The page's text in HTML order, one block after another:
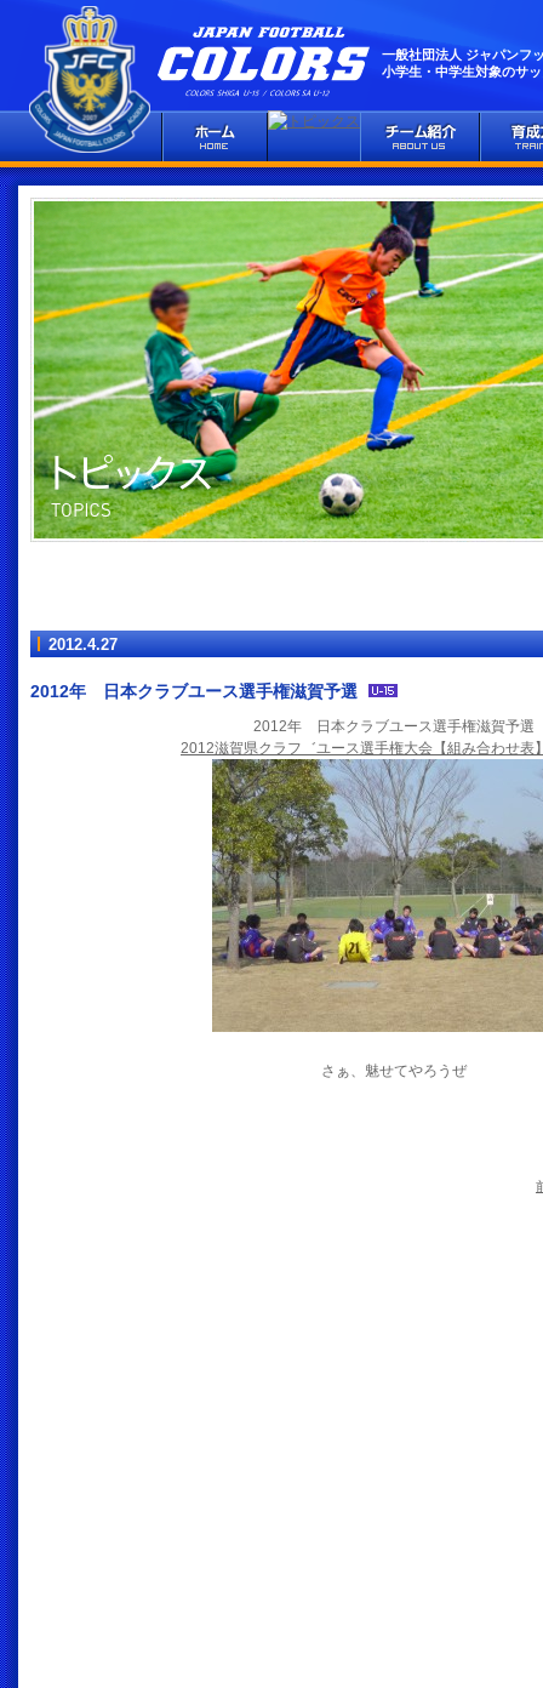
一般社団法人 ジャパンフ
小学生・中学生対象のサ
2012.4.27
2012年 日本クラブユース選手権滋賀予選
2012年 日本クラブユース選手権滋賀予選
2012滋賀県クラフ゛ユース選手権大会【組み合わせ
さぁ、魅せてやろうぜ